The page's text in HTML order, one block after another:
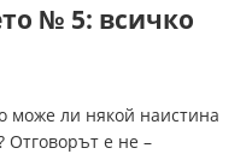
№ 5: всичко
може ли някой наистина
Отговорът е не –